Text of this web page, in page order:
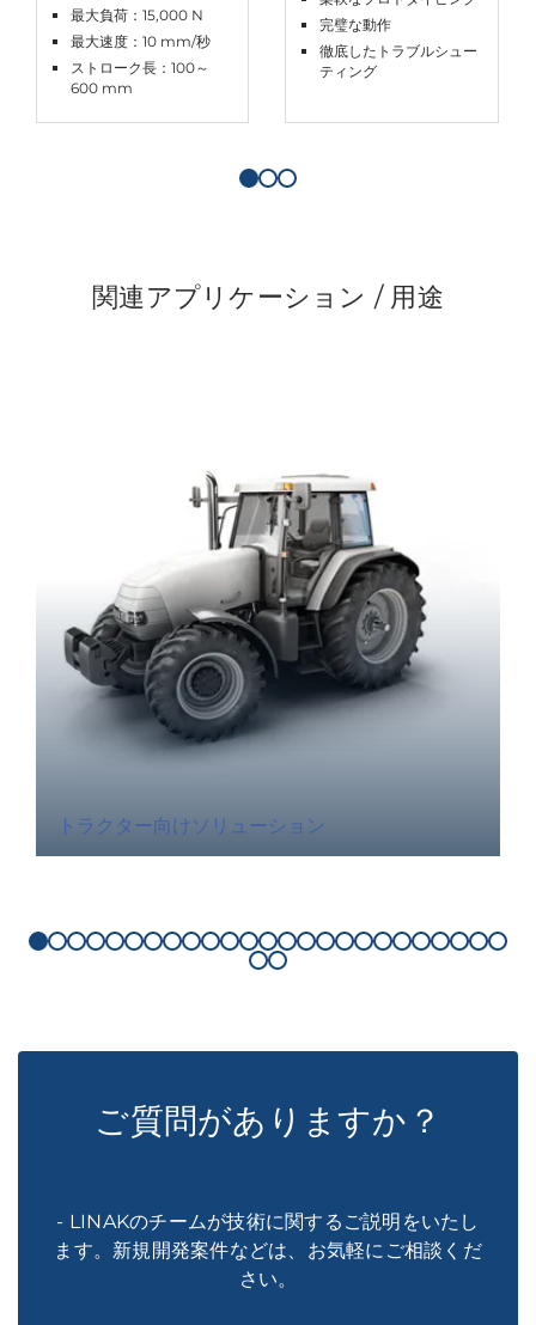
最大負荷：15,000 N
最大速度：10 mm/秒
ストローク長：100～
600 mm
完璧な動作
徹底したトラブルシュー
ティング
関連アプリケーション / 用途
トラクター向けソリューション
ご質問がありますか？
- LINAKのチームが技術に関するご説明をいたし
ます。新規開発案件などは、お気軽にご相談くだ
さい。